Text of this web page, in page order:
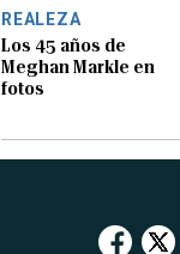
REALEZA
Los 45 años de
Meghan Markle en
fotos